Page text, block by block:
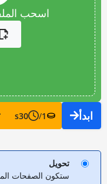
اسحب
ابدأ 1
/
30
s
تحويل
ستكون الصفحات